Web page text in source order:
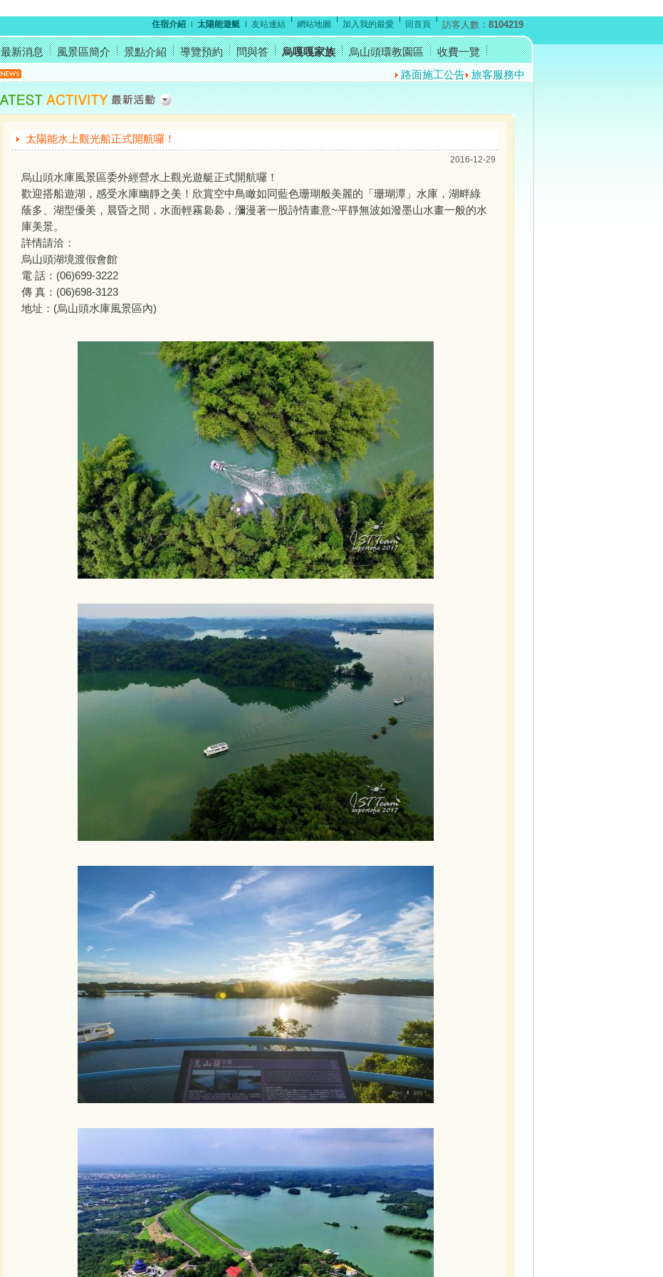
住宿介紹 太陽能遊艇 友站連結 網站地圖 加入我的最愛 回首頁 訪客人數： 8104219
最新消息 風景區簡介 景點介紹 導覽預約 問與答 烏嘎嘎家族 烏山頭環教園區
收費一覽
路面施工公告 旅客服務中心暫停開放公告
太陽能水上觀光船正式開航囉！
2016-12-29
烏山頭水庫風景區委外經營水上觀光遊艇正式開航囉！
歡迎搭船遊湖，感受水庫幽靜之美！欣賞空中鳥瞰如同藍色珊瑚般美麗的「珊瑚潭」水庫，湖畔綠
蔭多、湖型優美，晨昏之間，水面輕霧裊裊，瀰漫著一股詩情畫意~平靜無波如潑墨山水畫一般的水
庫美景。
詳情請洽：
烏山頭湖境渡假會館
電 話：(06)699-3222
傳 真：(06)698-3123
地址：(烏山頭水庫風景區內)